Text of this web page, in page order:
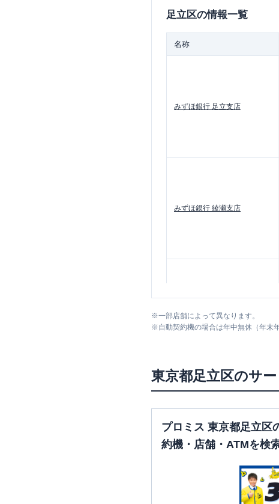
足立区の情報一覧
名称
みずほ銀行 足立支店
みずほ銀行 綾瀬支店
※一部店舗によって異なります。
※自動契約機の場合は年中無休（年末
東京都足立区のサ
プロミス 東京都足立区
約機・店舗・ATMを検